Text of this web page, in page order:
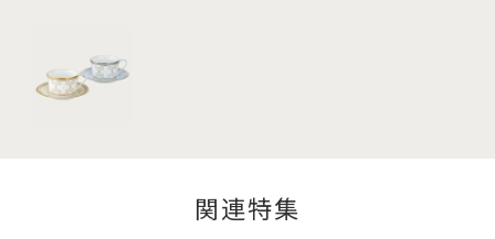
関連特集